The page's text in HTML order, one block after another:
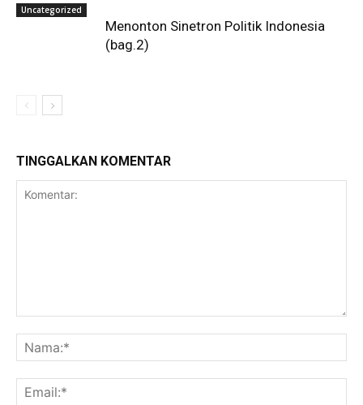
Uncategorized
Menonton Sinetron Politik Indonesia
(bag.2)
TINGGALKAN KOMENTAR